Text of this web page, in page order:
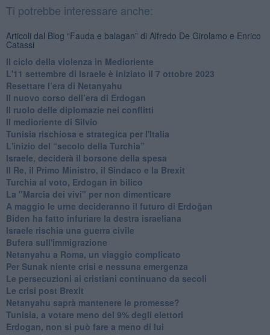
Ti potrebbe interessare anche:
Articoli dal Blog “Fauda e balagan” di Alfredo De Girolamo e Enrico
Catassi
Il ciclo della violenza in Medioriente
L'11 settembre di Israele è iniziato il 7 ottobre 2023
Resettare l’era di Netanyahu
​Il nuovo corso dell’era di Erdogan
Il ruolo delle diplomazie nei conflitti
Il medioriente di Silvio
Tunisia rischiosa e strategica per l'Italia
L'inizio del “secolo della Turchia”
Israele, deciderà il borsone della spesa
Il Re, il Primo Ministro, il Sindaco e la Brexit
Turchia al voto, Erdogan in bilico
La "Marcia dei vivi" per non dimenticare
A maggio le urne decideranno il futuro di Erdoğan
Biden ha fatto infuriare la destra israeliana
Israele rischia una guerra civile
Bufera sull'immigrazione
Netanyahu a Roma, un viaggio complicato
Per Sunak niente crisi e nessuna emergenza
Le persecuzioni ai cristiani continuano da secoli
Le crisi post Brexit
Netanyahu saprà mantenere le promesse?
Tunisia, a votare meno del 9% degli elettori
Erdogan, non si può fare a meno di lui